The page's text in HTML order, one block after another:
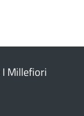
I Millefiori